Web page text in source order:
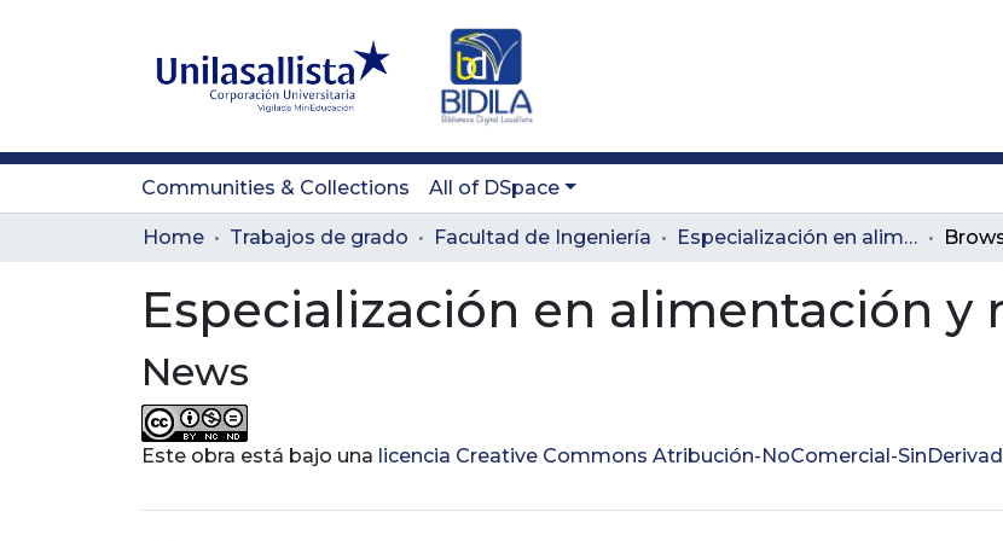
Communities & Collections All of DSpace
Home Trabajos de grado Facultad de Ingeniería Especialización en alimentación y nutrición
Especialización en alimentación y
News
Este obra está bajo una licencia Creative Commons Atribución-NoComercial-